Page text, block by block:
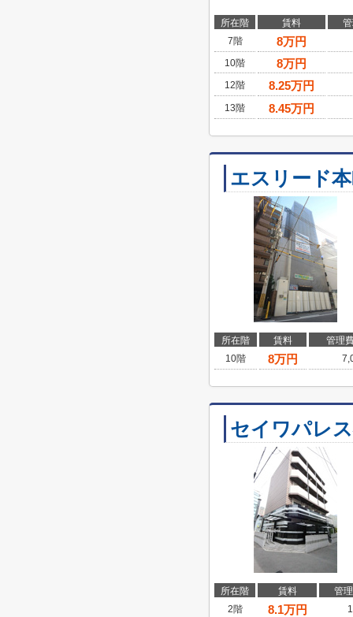
所在階 賃料
7階
8万円
10階 8万円
12階 8.25万円
13階 8.45万円
エスリード
所在階 賃料
管理
10階
8万円
セイワパレ
所在階 賃料
管
2階
8.1万円